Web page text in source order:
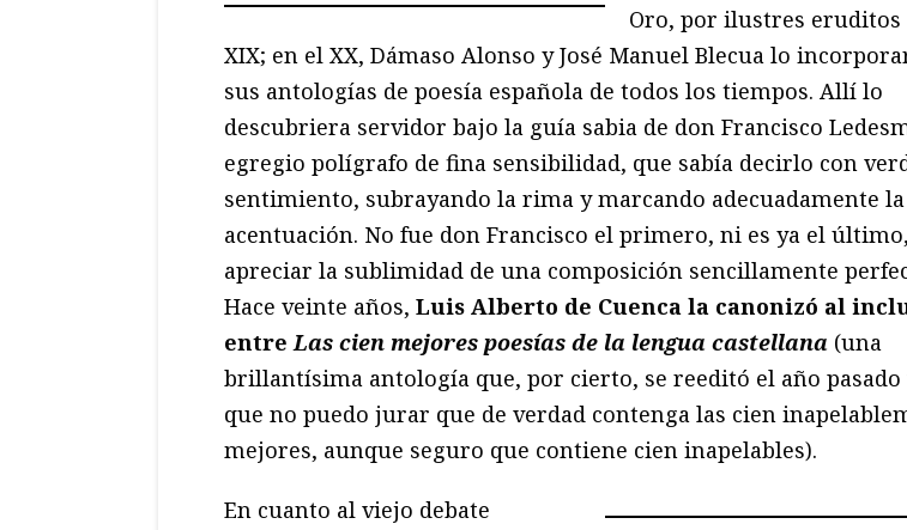
Oro, por ilustres eruditos
XIX; en el XX, Dámaso Alonso y José Manuel Blecua lo
sus antologías de poesía española de todos los tiempos. Allí lo
descubriera servidor bajo la guía sabia de don Francisco
egregio polígrafo de fina sensibilidad, que sabía decirlo con
sentimiento, subrayando la rima y marcando adecuadamente la
acentuación. No fue don Francisco el primero, ni es ya el
apreciar la sublimidad de una composición sencillamente
Hace veinte años, Luis Alberto de Cuenca la canonizó al
entreLas cien mejores poesías de la lengua castellana (una
brillantísima antología que, por cierto, se reeditó el año pasado
que no puedo jurar que de verdad contenga las cien
mejores, aunque seguro que contiene cien inapelables).
En cuanto al viejo debate